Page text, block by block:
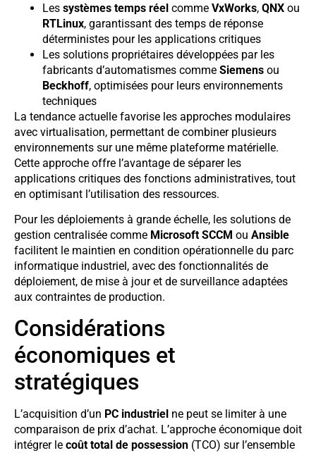
Les systèmes temps réel comme VxWorks, QNX ou
RTLinux, garantissant des temps de réponse
déterministes pour les applications critiques
Les solutions propriétaires développées par les
fabricants d’automatismes comme Siemens ou
Beckhoff, optimisées pour leurs environnements
techniques
La tendance actuelle favorise les approches modulaires
avec virtualisation, permettant de combiner plusieurs
environnements sur une même plateforme matérielle.
Cette approche offre l’avantage de séparer les
applications critiques des fonctions administratives, tout
en optimisant l’utilisation des ressources.
Pour les déploiements à grande échelle, les solutions de
gestion centralisée comme Microsoft SCCM ou Ansible
facilitent le maintien en condition opérationnelle du parc
informatique industriel, avec des fonctionnalités de
déploiement, de mise à jour et de surveillance adaptées
aux contraintes de production.
Considérations
économiques et
stratégiques
L’acquisition d’un PC industriel ne peut se limiter à une
comparaison de prix d’achat. L’approche économique doit
intégrer le coût total de possession (TCO) sur l’ensemble